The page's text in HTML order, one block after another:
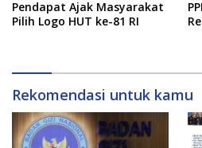
Pendapat Ajak Masyarakat
Pilih Logo HUT ke-81 RI
Rekomendasi untuk kamu